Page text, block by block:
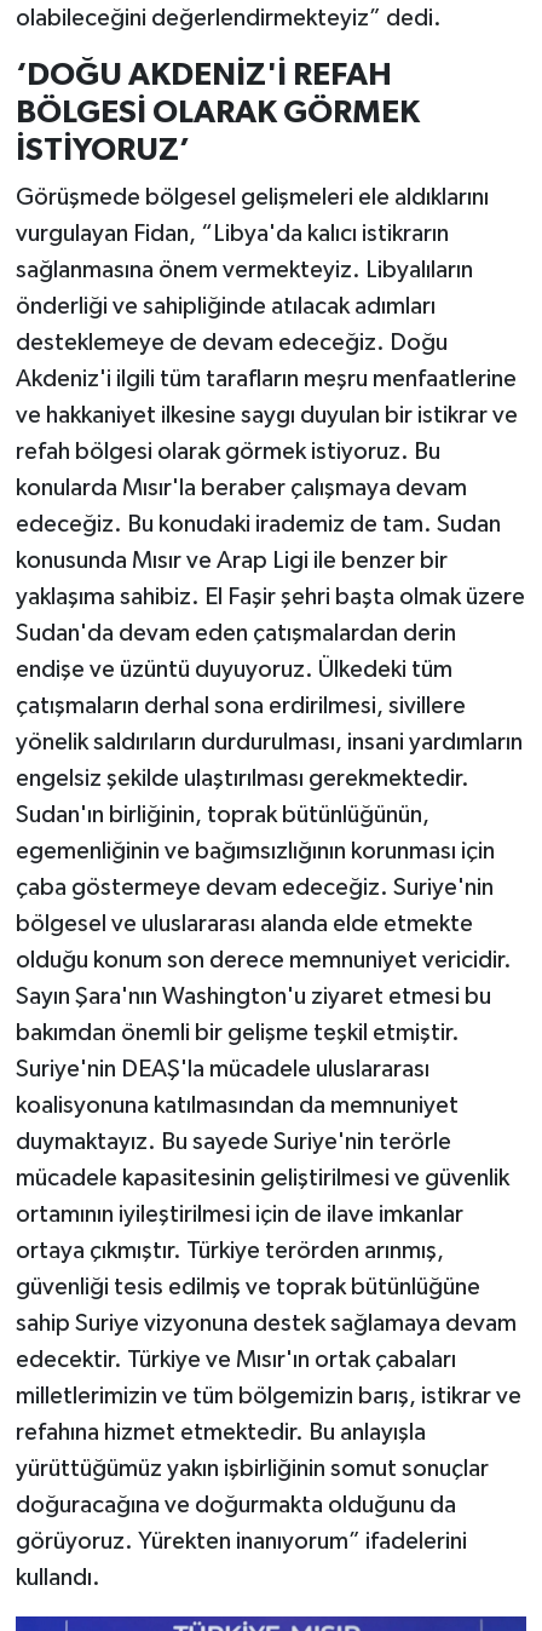
olabileceğini değerlendirmekteyiz” dedi.
‘DOĞU AKDENİZ'İ REFAH
BÖLGESİ OLARAK GÖRMEK
İSTİYORUZ’
Görüşmede bölgesel gelişmeleri ele aldıklarını
vurgulayan Fidan, “Libya'da kalıcı istikrarın
sağlanmasına önem vermekteyiz. Libyalıların
önderliği ve sahipliğinde atılacak adımları
desteklemeye de devam edeceğiz. Doğu
Akdeniz'i ilgili tüm tarafların meşru menfaatlerine
ve hakkaniyet ilkesine saygı duyulan bir istikrar ve
refah bölgesi olarak görmek istiyoruz. Bu
konularda Mısır'la beraber çalışmaya devam
edeceğiz. Bu konudaki irademiz de tam. Sudan
konusunda Mısır ve Arap Ligi ile benzer bir
yaklaşıma sahibiz. El Faşir şehri başta olmak üzere
Sudan'da devam eden çatışmalardan derin
endişe ve üzüntü duyuyoruz. Ülkedeki tüm
çatışmaların derhal sona erdirilmesi, sivillere
yönelik saldırıların durdurulması, insani yardımların
engelsiz şekilde ulaştırılması gerekmektedir.
Sudan'ın birliğinin, toprak bütünlüğünün,
egemenliğinin ve bağımsızlığının korunması için
çaba göstermeye devam edeceğiz. Suriye'nin
bölgesel ve uluslararası alanda elde etmekte
olduğu konum son derece memnuniyet vericidir.
Sayın Şara'nın Washington'u ziyaret etmesi bu
bakımdan önemli bir gelişme teşkil etmiştir.
Suriye'nin DEAŞ'la mücadele uluslararası
koalisyonuna katılmasından da memnuniyet
duymaktayız. Bu sayede Suriye'nin terörle
mücadele kapasitesinin geliştirilmesi ve güvenlik
ortamının iyileştirilmesi için de ilave imkanlar
ortaya çıkmıştır. Türkiye terörden arınmış,
güvenliği tesis edilmiş ve toprak bütünlüğüne
sahip Suriye vizyonuna destek sağlamaya devam
edecektir. Türkiye ve Mısır'ın ortak çabaları
milletlerimizin ve tüm bölgemizin barış, istikrar ve
refahına hizmet etmektedir. Bu anlayışla
yürüttüğümüz yakın işbirliğinin somut sonuçlar
doğuracağına ve doğurmakta olduğunu da
görüyoruz. Yürekten inanıyorum” ifadelerini
kullandı.